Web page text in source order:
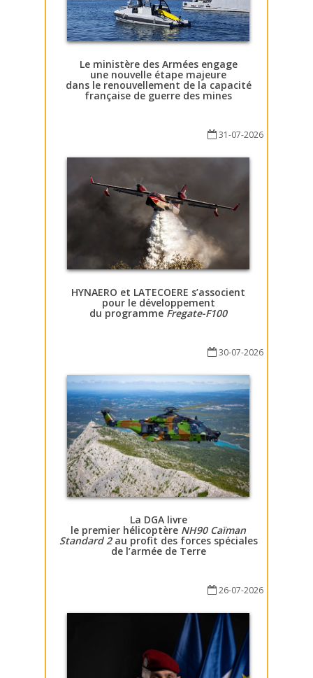
Le ministère des Armées engage
une nouvelle étape majeure
dans le renouvellement de la capacité
française de guerre des mines
31-07-2026
HYNAERO et LATECOERE s’associent
pour le développement
du programme Fregate-F100
30-07-2026
La DGA livre
le premier hélicoptère NH90 Caïman
Standard 2au profit des forces spéciales
de l’armée de Terre
26-07-2026